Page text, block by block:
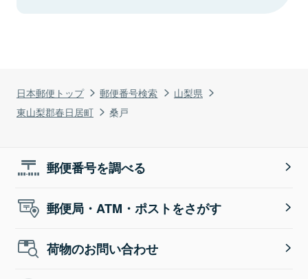
日本郵便トップ 郵便番号検索
山梨県
東山梨郡春日居町
桑戸
郵便番号を調べる
郵便局・ATM・ポストをさがす
荷物のお問い合わせ